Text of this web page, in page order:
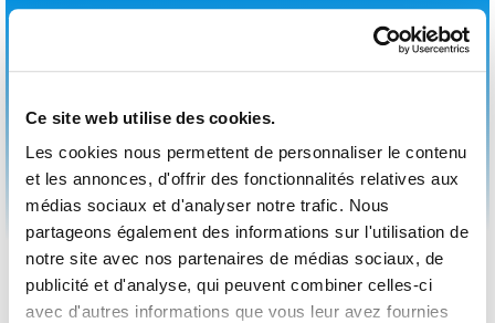
Ce site web utilise des cookies.
Les cookies nous permettent de personnaliser le contenu
et les annonces, d'offrir des fonctionnalités relatives aux
médias sociaux et d'analyser notre trafic. Nous
partageons également des informations sur l'utilisation de
notre site avec nos partenaires de médias sociaux, de
publicité et d'analyse, qui peuvent combiner celles-ci
avec d'autres informations que vous leur avez fournies